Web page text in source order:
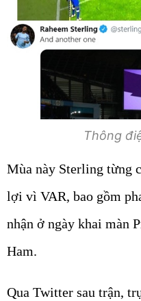
Thông
Mùa này Sterling từng
lợi vì VAR, bao gồm
nhận ở ngày khai màn
Ham.
Qua Twitter sau trận,